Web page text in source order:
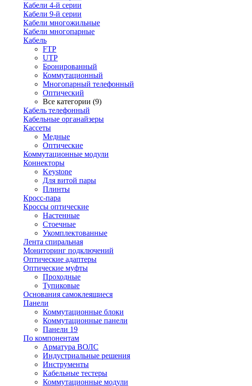
Кабели 4-й серии
Кабели 9-й серии
Кабели многожильные
Кабели многопарные
Кабель
FTP
UTP
Бронированный
Коммутационный
Многопарный телефонный
Оптический
Все категории (9)
Кабель телефонный
Кабельные органайзеры
Кассеты
Медные
Оптические
Коммутационные модули
Коннекторы
Keystone
Для витой пары
Плинты
Кросс-пара
Кроссы оптические
Настенные
Стоечные
Укомплектованные
Лента спиральная
Мониторинг подключений
Оптические адаптеры
Оптические муфты
Проходные
Тупиковые
Основания самоклеящиеся
Панели
Коммутационные блоки
Коммутационные панели
Панели 19
По компонентам
Арматура ВОЛС
Индустриальные решения
Инструменты
Кабельные тестеры
Коммутационные модули